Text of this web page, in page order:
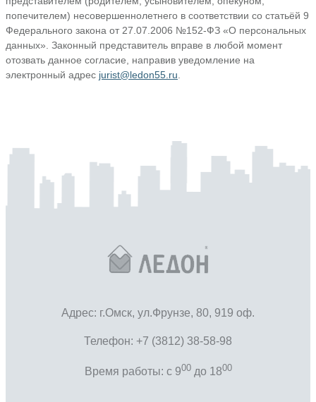
попечителем) несовершеннолетнего в соответствии со статьёй 9
Федерального закона от 27.07.2006 №152-ФЗ «О персональных
данных». Законный представитель вправе в любой момент
отозвать данное согласие, направив уведомление на
электронный адрес jurist@ledon55.ru
Адрес: г.Омск, ул.Фрунзе, 80, 919 оф.
Телефон: +7 (3812) 38-58-98
Время работы: c 900до 1800